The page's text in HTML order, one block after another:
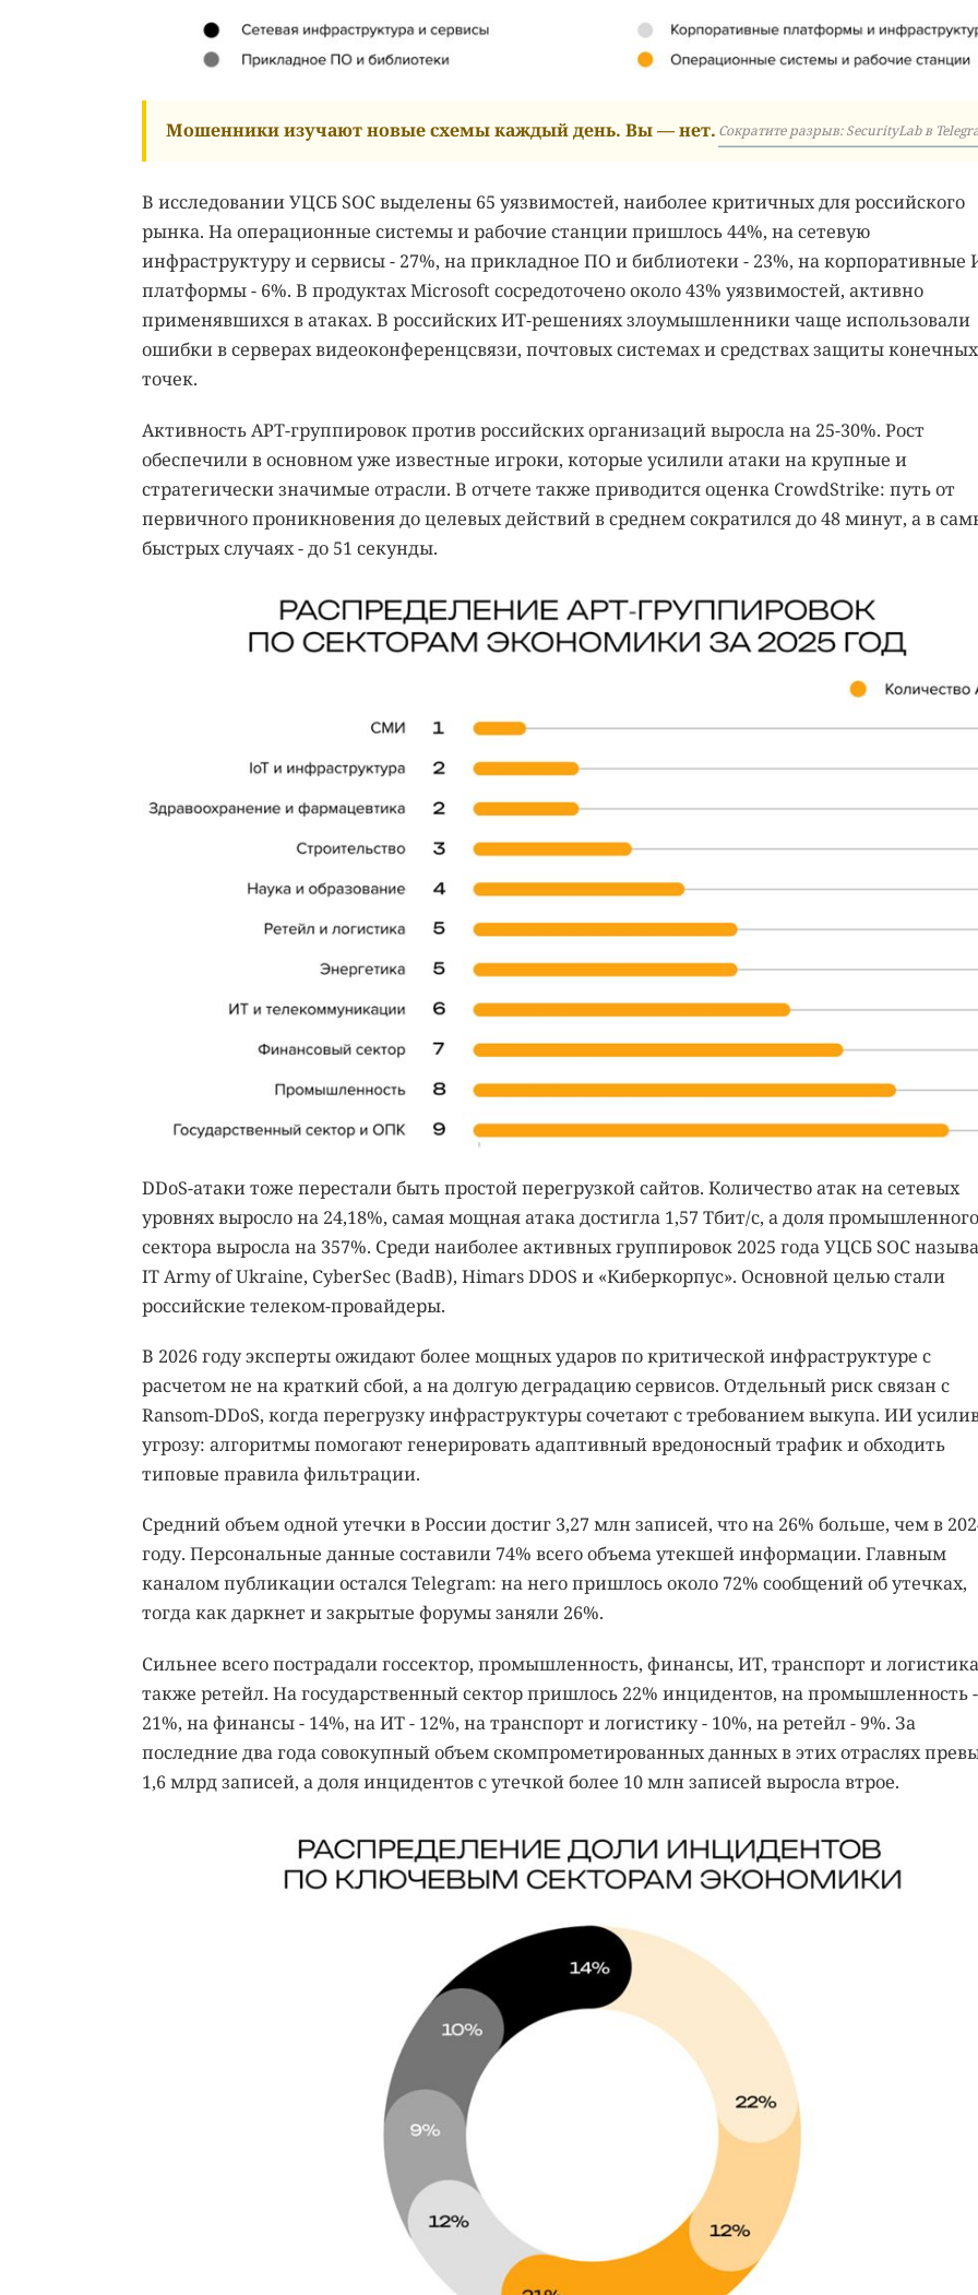
Мошенники изучают новые схемы каждый день. Вы — нет. Сократите разрыв: SecurityLab в
В исследовании УЦСБ SOC выделены 65 уязвимостей, наиболее критичных для российского
рынка. На операционные системы и рабочие станции пришлось 44%, на сетевую
инфраструктуру и сервисы - 27%, на прикладное ПО и библиотеки - 23%, на корпоративные
платформы - 6%. В продуктах Microsoft сосредоточено около 43% уязвимостей, активно
применявшихся в атаках. В российских ИТ-решениях злоумышленники чаще использовали
ошибки в серверах видеоконференцсвязи, почтовых системах и средствах защиты конечных
точек.
Активность APT-группировок против российских организаций выросла на 25-30%. Рост
обеспечили в основном уже известные игроки, которые усилили атаки на крупные и
стратегически значимые отрасли. В отчете также приводится оценка CrowdStrike: путь от
первичного проникновения до целевых действий в среднем сократился до 48 минут, а в
быстрых случаях - до 51 секунды.
DDoS-атаки тоже перестали быть простой перегрузкой сайтов. Количество атак на сетевых
уровнях выросло на 24,18%, самая мощная атака достигла 1,57 Тбит/с, а доля промышленного
сектора выросла на 357%. Среди наиболее активных группировок 2025 года УЦСБ SOC
IT Army of Ukraine, CyberSec (BadB), Himars DDOS и «Киберкорпус». Основной целью стали
российские телеком-провайдеры.
В 2026 году эксперты ожидают более мощных ударов по критической инфраструктуре с
расчетом не на краткий сбой, а на долгую деградацию сервисов. Отдельный риск связан с
Ransom-DDoS, когда перегрузку инфраструктуры сочетают с требованием выкупа. ИИ
угрозу: алгоритмы помогают генерировать адаптивный вредоносный трафик и обходить
типовые правила фильтрации.
Средний объем одной утечки в России достиг 3,27 млн записей, что на 26% больше, чем в
году. Персональные данные составили 74% всего объема утекшей информации. Главным
каналом публикации остался Telegram: на него пришлось около 72% сообщений об утечках,
тогда как даркнет и закрытые форумы заняли 26%.
Сильнее всего пострадали госсектор, промышленность, финансы, ИТ, транспорт и
также ретейл. На государственный сектор пришлось 22% инцидентов, на промышленность -
21%, на финансы - 14%, на ИТ - 12%, на транспорт и логистику - 10%, на ретейл - 9%. За
последние два года совокупный объем скомпрометированных данных в этих отраслях
1,6 млрд записей, а доля инцидентов с утечкой более 10 млн записей выросла втрое.